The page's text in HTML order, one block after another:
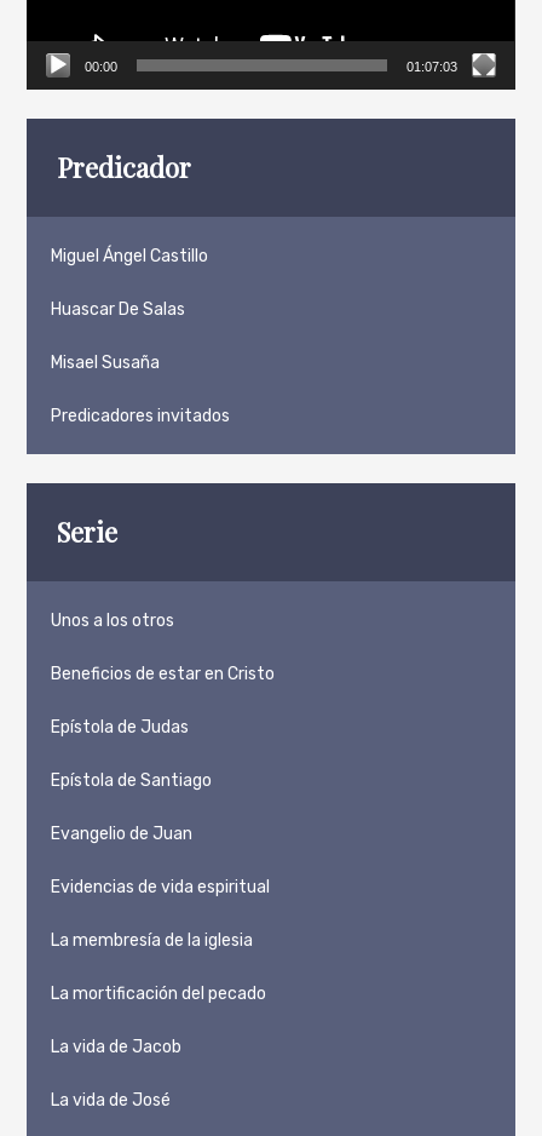
00:00 01:07:03
Predicador
Miguel Ángel Castillo
Huascar De Salas
Misael Susaña
Predicadores invitados
Serie
Unos a los otros
Beneficios de estar en Cristo
Epístola de Judas
Epístola de Santiago
Evangelio de Juan
Evidencias de vida espiritual
La membresía de la iglesia
La mortificación del pecado
La vida de Jacob
La vida de José